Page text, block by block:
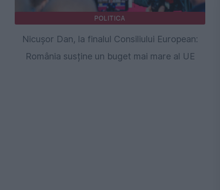
POLITICA
Nicușor Dan, la finalul Consiliului European:
România susține un buget mai mare al UE